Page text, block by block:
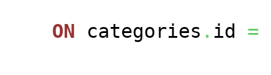
ON categories . id =